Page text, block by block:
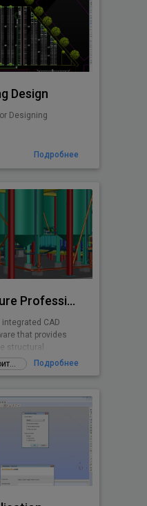
Design
Designing
Подробнее
CADWorx Structure Professional
CAD
that provides
structural
Проектирование строительных конструкций Подробнее